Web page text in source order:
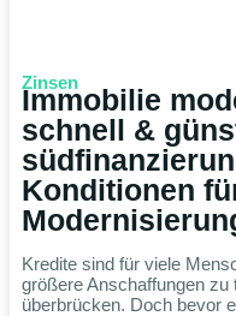
Zinsen
Immobilie
schnell &
Konditionen
Kredite sind für viele
größere Anschaffungen zu
überbrücken. Doch bevor